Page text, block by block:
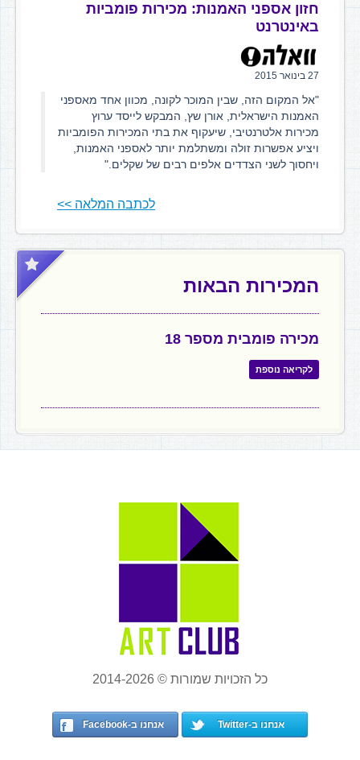
חזון אספני האמנות: מכירות פומביות
באינטרנט
27 בינואר 2015
"אל המקום הזה, שבין המוכר לקונה, מכוון אחד מאספני
האמנות הישראלית, אורן שץ, המבקש לייסד ערוץ
מכירות אלטרנטיבי, שיעקוף את בתי המכירות הפומביות
ויציע אפשרות זולה ומשתלמת יותר לאספני האמנות,
ויחסוך לשני הצדדים אלפים רבים של שקלים."
לכתבה המלאה >>
המכירות הבאות
מכירה פומבית מספר 18
לקריאה נוספת
כל הזכויות שמורות © 2014-2026
אנחנו ב-Twitter אנחנו ב-Facebook